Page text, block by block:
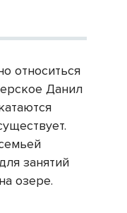
относиться
Данил
занятий
озере.